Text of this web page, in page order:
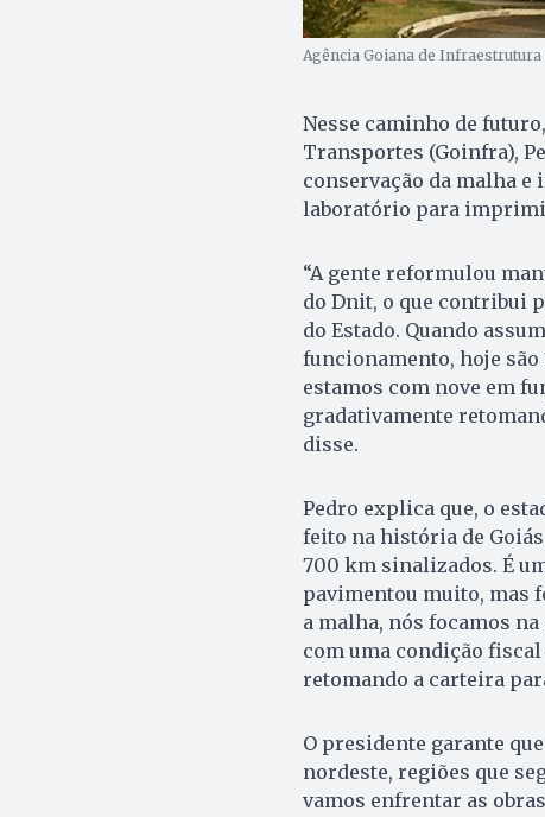
Agência Goiana de
Nesse caminho de
Transportes (Goinfra),
conservação da malha
laboratório para
“A gente reformulou
do Dnit, o que contribui
do Estado. Quando
funcionamento, hoje são
estamos com nove em
gradativamente
disse.
Pedro explica que, o
feito na história de
700 km sinalizados. É
pavimentou muito, mas
a malha, nós focamos
com uma condição
retomando a carteira
O presidente garante
nordeste, regiões que
vamos enfrentar as